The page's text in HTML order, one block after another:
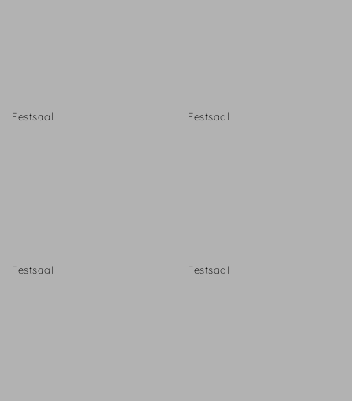
Festsaal Festsaal
Festsaal Festsaal